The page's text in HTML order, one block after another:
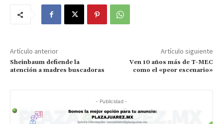
Artículo anterior
Sheinbaum defiende la
atención a madres buscadoras
Artículo siguiente
Ven 10 años más de T-MEC
como el «peor escenario»
- Publicidad -